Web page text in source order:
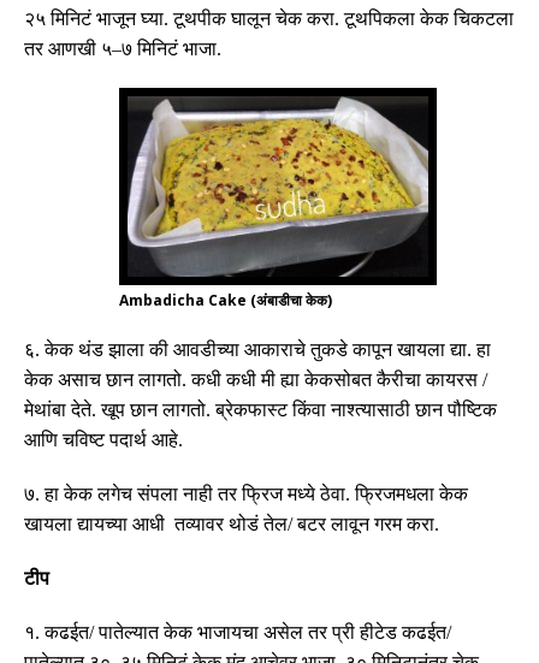
२५ मिनिटं भाजून घ्या.टूथपीक घालून चेक करा.टूथपिकला केक चिकटला
तर आणखी ५–७ मिनिटं भाजा.
Ambadicha Cake (अंबाडीचा केक)
६.केक थंड झाला की आवडीच्या आकाराचे तुकडे कापून खायला द्या.हा
केक असाच छान लागतो.कधी कधी मी ह्या केकसोबत कैरीचा कायरस /
मेथांबा देते.खूप छान लागतो.ब्रेकफास्ट किंवा नाश्त्यासाठी छान पौष्टिक
आणि चविष्ट पदार्थ आहे.
७.हा केक लगेच संपला नाही तर फ्रिज मध्ये ठेवा.फ्रिजमधला केक
खायला द्यायच्या आधी तव्यावर थोडं तेल/बटर लावून गरम करा.
टीप
१.कढईत/पातेल्यात केक भाजायचा असेल तर प्री हीटेड कढईत/